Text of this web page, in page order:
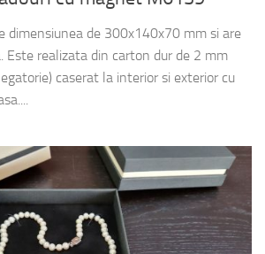
dimensiunea de 300x140x70 mm si are
Este realizata din carton dur de 2 mm
caserat la interior si exterior cu